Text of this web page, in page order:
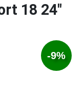
18 24"
-9%